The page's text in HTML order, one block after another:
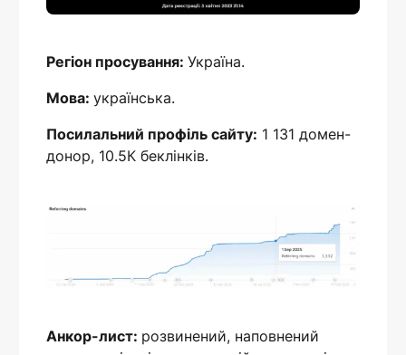
Регіон просування: Україна.
Мова: українська.
Посилальний профіль сайту: 1 131 домен-
донор, 10.5К беклінків.
Анкор-лист: розвинений, наповнений